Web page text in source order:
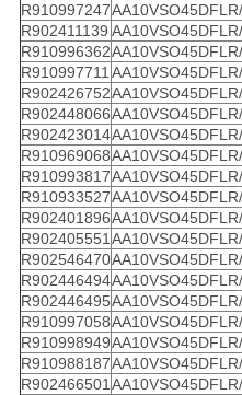
R910997247
R902411139
R910996362
R910997711
R902426752
R902448066
R902423014
R910969068
R910993817
R910933527
R902401896
R902405551
R902546470
R902446494
R902446495
R910997058
R910998949
R910988187
R902466501